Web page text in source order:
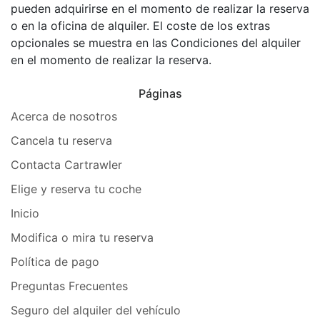
pueden adquirirse en el momento de realizar la reserva
o en la oficina de alquiler. El coste de los extras
opcionales se muestra en las Condiciones del alquiler
en el momento de realizar la reserva.
Páginas
Acerca de nosotros
Cancela tu reserva
Contacta Cartrawler
Elige y reserva tu coche
Inicio
Modifica o mira tu reserva
Política de pago
Preguntas Frecuentes
Seguro del alquiler del vehículo